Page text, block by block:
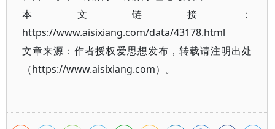
本文链接：
https://www.aisixiang.com/data/43178.html
文章来源：作者授权爱思想发布，转载请注明出处
（https://www.aisixiang.com）。